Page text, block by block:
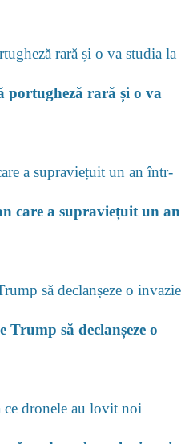
portugheză rară și o va
care a supraviețuit un an
să declanșeze o